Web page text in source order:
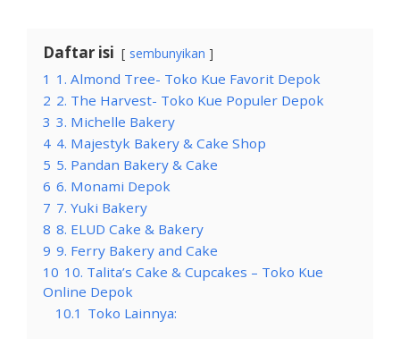
Daftar isi sembunyikan
1 1. Almond Tree- Toko Kue Favorit Depok
2 2. The Harvest- Toko Kue Populer Depok
3 3. Michelle Bakery
4 4. Majestyk Bakery & Cake Shop
5 5. Pandan Bakery & Cake
6 6. Monami Depok
7 7. Yuki Bakery
8 8. ELUD Cake & Bakery
9 9. Ferry Bakery and Cake
10 10. Talita’s Cake & Cupcakes – Toko Kue
Online Depok
10.1 Toko Lainnya: